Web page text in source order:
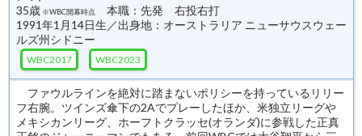
35歳 ※WBC開幕時点
本職：先発 右投右打
1991年1月14日生／出身地：オーストラリア ニューサウスウェー
ルズ州シドニー
WBC2017 WBC2023
ファウルラインを絶対に踏まないポリシーを持っているリリー
フ右腕。ツインズ傘下の2Aでプレーしたほか、米独立リーグや
メキシカンリーグ、ホーフトクラッセ(オランダ)に参戦した正真